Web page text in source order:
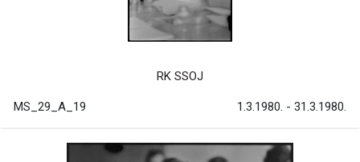
RK SSOJ
MS_29_A_19 1.3.1980. - 31.3.1980.